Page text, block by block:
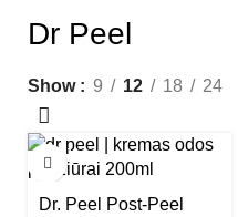
Dr Peel
Show 9 12 18 24
AKCIJA
Dr. Peel Post-Peel